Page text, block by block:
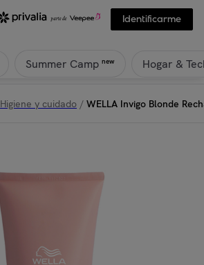
Identificarme
Summer Camp new Hogar &
Higiene y cuidado / WELLA Invigo Blonde